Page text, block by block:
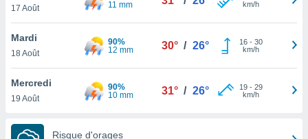
que
et que
17 Août
11 mm
km/h
Mardi
18 Août
90%
12 mm
30° / 26° 16- 30
km/h
Mercredi
19 Août
90%
10 mm
31° / 26° 19- 29
km/h
Risque d'orages